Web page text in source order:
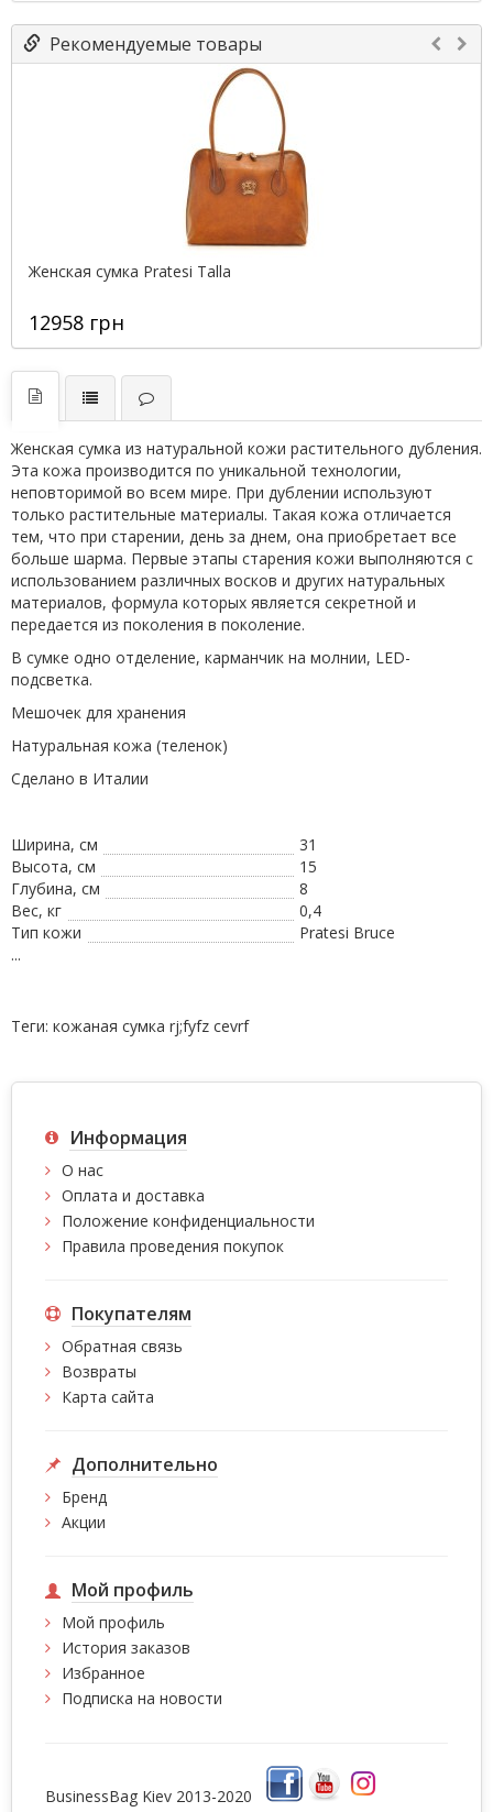
Рекомендуемые товары
Женская сумка Pratesi Talla
12958 грн
Женская сумка из натуральной кожи растительного дубления.
Эта кожа производится по уникальной технологии,
неповторимой во всем мире. При дублении используют
только растительные материалы. Такая кожа отличается
тем, что при старении, день за днем, она приобретает все
больше шарма. Первые этапы старения кожи выполняются с
использованием различных восков и других натуральных
материалов, формула которых является секретной и
передается из поколения в поколение.
В сумке одно отделение, карманчик на молнии, LED-
подсветка.
Мешочек для хранения
Натуральная кожа (теленок)
Сделано в Италии
Ширина, см
31
Высота, см
15
Глубина, см
8
Вес, кг
0,4
Тип кожи
Pratesi Bruce
...
Теги: кожаная сумка rj;fyfz cevrf
Информация
О нас
Оплата и доставка
Положение конфиденциальности
Правила проведения покупок
Покупателям
Обратная связь
Возвраты
Карта сайта
Дополнительно
Бренд
Акции
Мой профиль
Мой профиль
История заказов
Избранное
Подписка на новости
BusinessBag Kiev 2013-2020